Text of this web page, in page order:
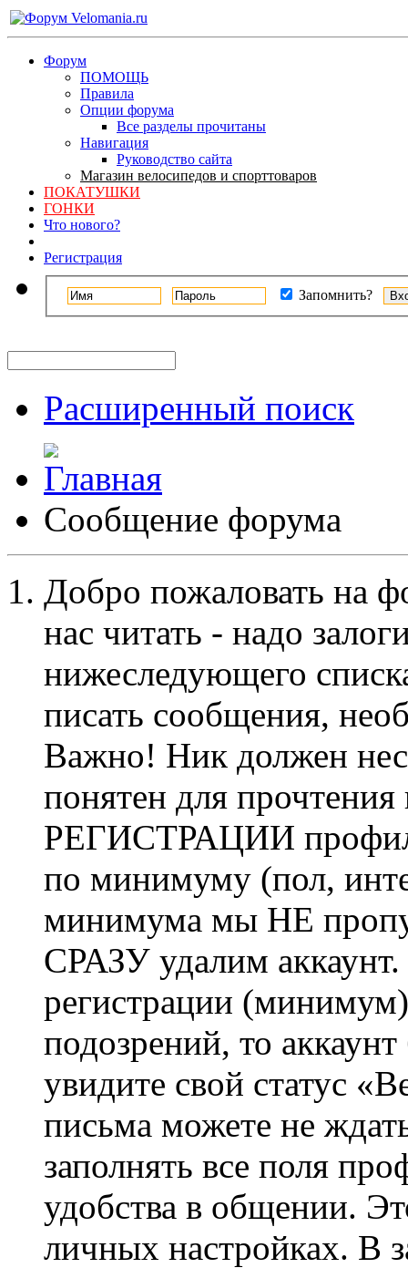
Форум
ПОМОЩЬ
Правила
Опции форума
Все разделы прочитаны
Навигация
Руководство сайта
Магазин велосипедов и спорттоваров
ПОКАТУШКИ
ГОНКИ
Что нового?
Регистрация
Запомнить?
Расширенный поиск
Сообщение форума
Добро пожаловать на
нас читать - надо
нижеследующего
писать сообщения,
Важно! Ник должен
понятен для
РЕГИСТРАЦИИ профиль
по минимуму (пол,
минимума мы НЕ
СРАЗУ удалим
регистрации
подозрений, то
увидите свой статус
письма можете не
заполнять все поля
удобства в общении.
личных настройках. В